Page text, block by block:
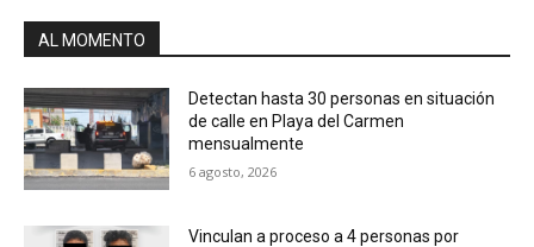
AL MOMENTO
Detectan hasta 30 personas en situación
de calle en Playa del Carmen
mensualmente
6 agosto, 2026
Vinculan a proceso a 4 personas por